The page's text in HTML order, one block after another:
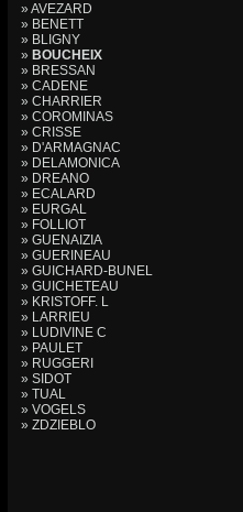
» AVEZARD
» BENETT
» BLIGNY
» BOUCHEIX
» BRESSAN
» CADENE
» CHARRIER
» COROMINAS
» CRISSE
» D'ARMAGNAC
» DELAMONICA
» DREANO
» ECALARD
» EURGAL
» FOLLIOT
» GUENAIZIA
» GUERINEAU
» GUICHARD-BUNEL
» GUICHETEAU
» KRISTOFF. L
» LARRIEU
» LUDIVINE C
» PAULET
» RUGGERI
» SIDOT
» TUAL
» VOGELS
» ZDZIEBLO